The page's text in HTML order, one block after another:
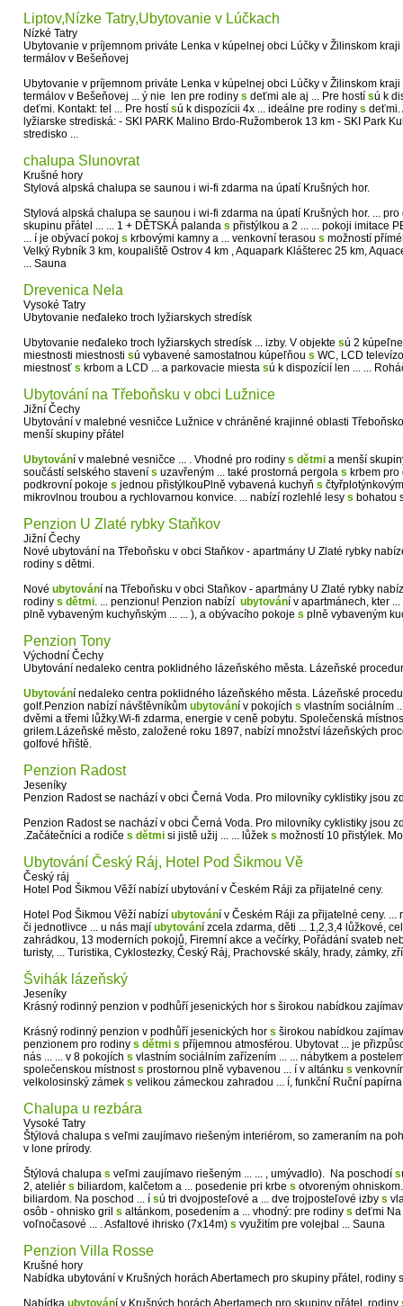
Liptov,Nízke Tatry,Ubytovanie v Lúčkach
Nízké Tatry
Ubytovanie v príjemnom priváte Lenka v kúpelnej obci Lúčky v Žilinskom
termálov v Bešeňovej
Ubytovanie v príjemnom priváte Lenka v kúpelnej obci Lúčky v Žilinskom
termálov v Bešeňovej ... ý nie len pre rodiny s deťmi ale aj ... Pre hostí sú k
deťmi. Kontakt: tel ... Pre hostí sú k dispozícii 4x ... ideálne pre rodiny s deťmi.
lyžiarske strediská: - SKI PARK Malino Brdo-Ružomberok 13 km - SKI Park
stredisko ...
chalupa Slunovrat
Krušné hory
Stylová alpská chalupa se saunou i wi-fi zdarma na úpatí Krušných hor.
Stylová alpská chalupa se saunou i wi-fi zdarma na úpatí Krušných hor. ...
skupinu přátel ... ... 1 + DĚTSKÁ palanda s přistýlkou a 2 ... ... pokoji imitace
... í je obývací pokoj s krbovými kamny a ... venkovní terasou s možností
Velký Rybník 3 km, koupaliště Ostrov 4 km , Aquapark Klášterec 25 km,
... Sauna
Drevenica Nela
Vysoké Tatry
Ubytovanie neďaleko troch lyžiarskych stredísk
Ubytovanie neďaleko troch lyžiarskych stredísk ... izby. V objekte sú 2
miestnosti miestnosti sú vybavené samostatnou kúpeľňou s WC, LCD
miestnosť s krbom a LCD ... a parkovacie miesta sú k dispozícií len ... ...
Ubytování na Třeboňsku v obci Lužnice
Jižní Čechy
Ubytování v malebné vesničce Lužnice v chráněné krajinné oblasti
menší skupiny přátel
Ubytování v malebné vesničce ... . Vhodné pro rodiny s dětmi a menší
součástí selského stavení s uzavřeným ... také prostorná pergola s krbem pro
podkrovní pokoje s jednou přistýlkouPlně vybavená kuchyň s
mikrovlnou troubou a rychlovarnou konvice. ... nabízí rozlehlé lesy s bohatou
Penzion U Zlaté rybky Staňkov
Jižní Čechy
Nové ubytování na Třeboňsku v obci Staňkov - apartmány U Zlaté rybky
rodiny s dětmi.
Nové ubytování na Třeboňsku v obci Staňkov - apartmány U Zlaté rybky
rodiny s dětmi. ... penzionu! Penzion nabízí ubytování v apartmánech, kter
plně vybaveným kuchyňským ... ... ), a obývacího pokoje s plně vybaveným
Penzion Tony
Východní Čechy
Ubytování nedaleko centra poklidného lázeňského města. Lázeňské
Ubytování nedaleko centra poklidného lázeňského města. Lázeňské
golf.Penzion nabízí návštěvníkům ubytování v pokojích s vlastním sociálním
dvěmi a třemi lůžky.Wi-fi zdarma, energie v ceně pobytu. Společenská
grilem.Lázeňské město, založené roku 1897, nabízí množství lázeňských
golfové hřiště.
Penzion Radost
Jeseníky
Penzion Radost se nachází v obci Černá Voda. Pro milovníky cyklistiky jsou
Penzion Radost se nachází v obci Černá Voda. Pro milovníky cyklistiky jsou
.Začátečníci a rodiče s dětmi si jistě užij ... ... lůžek s možností 10 přistýlek.
Ubytování Český Ráj, Hotel Pod Šikmou Vě
Český ráj
Hotel Pod Šikmou Věží nabízí ubytování v Českém Ráji za přijatelné ceny.
Hotel Pod Šikmou Věží nabízí ubytování v Českém Ráji za přijatelné ceny.
či jednotlivce ... u nás mají ubytování zcela zdarma, děti ... 1,2,3,4 lůžkové,
zahrádkou, 13 moderních pokojů, Firemní akce a večírky, Pořádání svateb
turisty, ... Turistika, Cyklostezky, Český Ráj, Prachovské skály, hrady, zámky,
Švihák lázeňský
Jeseníky
Krásný rodinný penzion v podhůří jesenických hor s širokou nabídkou
Krásný rodinný penzion v podhůří jesenických hor s širokou nabídkou
penzionem pro rodiny s dětmi s příjemnou atmosférou. Ubytovat ... je
nás ... ... v 8 pokojích s vlastním sociálním zařízením ... ... nábytkem a
společenskou místnosts prostornou plně vybavenou ... í v altánku s
velkolosinský zámek s velikou zámeckou zahradou ... í, funkční Ruční
Chalupa u rezbára
Vysoké Tatry
Štýlová chalupa s veľmi zaujímavo riešeným interiérom, so zameraním na
v lone prírody.
Štýlová chalupa s veľmi zaujímavo riešeným ... ... , umývadlo). Na poschodí s
2, ateliér s biliardom, kalčetom a ... posedenie pri krbe s otvoreným
biliardom. Na poschod ... í sú tri dvojposteľové a ... dve trojposteľové izby s
osôb - ohnisko gril s altánkom, posedením a ... vhodný: pre rodiny s deťmi
voľnočasové ... . Asfaltové ihrisko (7x14m) s využitím pre volejbal ... Sauna
Penzion Villa Rosse
Krušné hory
Nabídka ubytování v Krušných horách Abertamech pro skupiny přátel, rodiny
Nabídka ubytování v Krušných horách Abertamech pro skupiny přátel, rodiny